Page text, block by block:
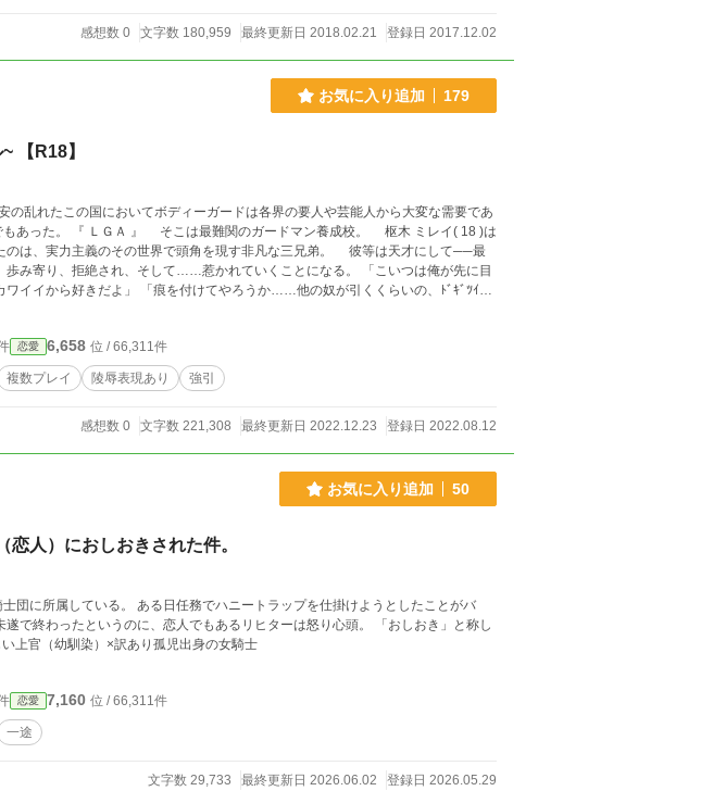
感想数 0 文字数 180,959 最終更新日 2018.02.21 登録日 2017.12.02
お気に入り追加 179
【R18】
。 枢木 ミレイ( 18 )は
恋愛 6,658 位 / 66,311件
複数プレイ 陵辱表現あり 強引
感想数 0 文字数 221,308 最終更新日 2022.12.23 登録日 2022.08.12
お気に入り追加 50
人）におしおきされた件。
団に所属している。 ある日任務でハニートラップを仕掛けようとしたことがバ
執着心が凄まじい上官（幼馴染）×訳あり孤児出身の女騎士
恋愛 7,160 位 / 66,311件
一途
文字数 29,733 最終更新日 2026.06.02 登録日 2026.05.29